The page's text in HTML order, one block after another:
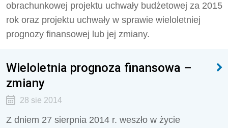
obrachunkowej projektu uchwały budżetowej za 2015
rok oraz projektu uchwały w sprawie wieloletniej
prognozy finansowej lub jej zmiany.
Wieloletnia prognoza finansowa –
zmiany
28 sie 2014
Z dniem 27 sierpnia 2014 r. weszło w życie